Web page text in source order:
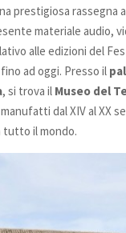
prestigiosa rassegna
materiale audio,
alle edizioni del
ad oggi. Presso il
, si trova il Museo del
dal XIV al XX
il mondo.